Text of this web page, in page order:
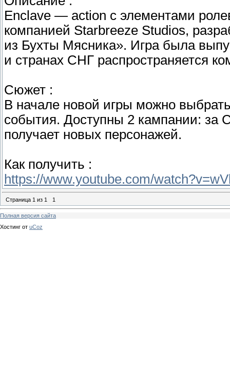
Enclave — action с элементами
компанией Starbreeze Studios,
из Бухты Мясника». Игра была
и странах СНГ распространяется
Сюжет :
В начале новой игры можно
события. Доступны 2 кампании: за
получает новых персонажей.
Как получить :
https://www.youtube.com/
Страница 1 из 1 1
Полная версия сайта
Хостинг от uCoz